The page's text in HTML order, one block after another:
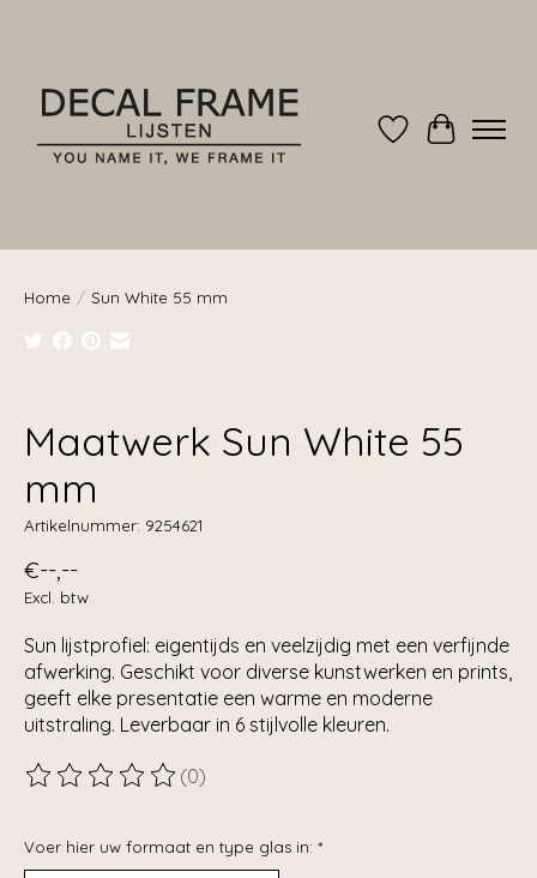
Verlanglijst
Home / Sun White 55 mm
Maatwerk Sun White 55
mm
Artikelnummer: 9254621
€--,--
Excl. btw
Sun lijstprofiel: eigentijds en veelzijdig met een verfijnde
afwerking. Geschikt voor diverse kunstwerken en prints,
geeft elke presentatie een warme en moderne
uitstraling. Leverbaar in 6 stijlvolle kleuren.
De beoordeling van dit product is
(0)
Voer hier uw formaat en type glas in: *